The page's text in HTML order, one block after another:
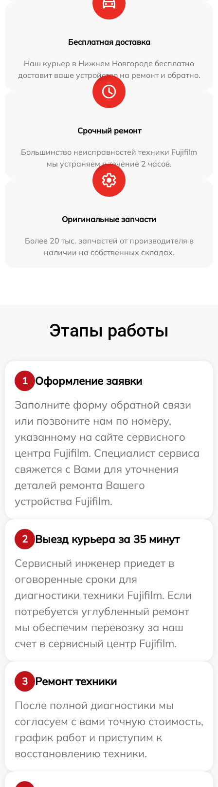
Бесплатная доставка
Наш курьер в Нижнем Новгороде бесплатно
доставит ваше устройство на ремонт и обратно.
Срочный ремонт
Большинство неисправностей техники Fujifilm
мы устраняем в течение 2 часов.
Оригинальные запчасти
Более 20 тыс. запчастей от производителя в
наличии на собственных складах.
Этапы работы
1
Оформление заявки
Заполните форму обратной связи
или позвоните нам по номеру,
указанному на сайте сервисного
центра Fujifilm. Специалист сервиса
свяжется с Вами для уточнения
деталей ремонта Вашего
устройства Fujifilm.
2
Выезд курьера за 35 минут
Сервисный инженер приедет в
оговоренные сроки для
диагностики техники Fujifilm. Если
потребуется углубленный ремонт
мы обеспечим перевозку за наш
счет в сервисный центр Fujifilm.
3
Ремонт техники
После полной диагностики мы
согласуем с вами точную стоимость,
график работ и приступим к
восстановлению техники.